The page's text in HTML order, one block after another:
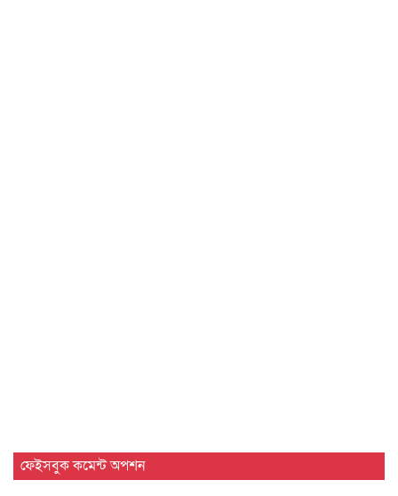
ফেইসবুক কমেন্ট অপশন